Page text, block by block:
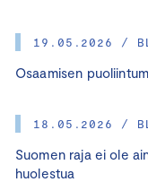
19.05.2026 /
Osaamisen
18.05.2026 /
Suomen raja ei ole
huolestua